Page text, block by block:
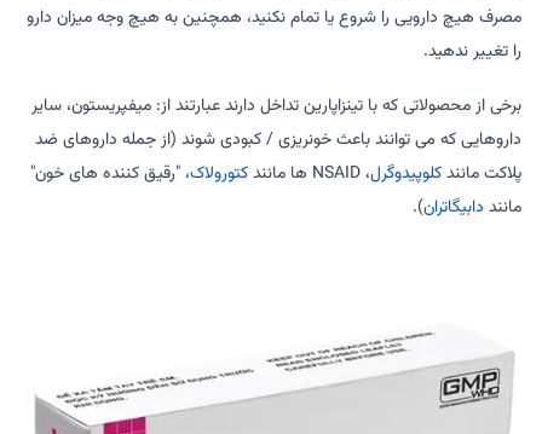
مصرف هیچ دارویی را شروع یا تمام نکنید، همچنین به هیچ وجه میزان دارو
را تغییر ندهید.
برخی از محصولاتی که با تینزاپارین تداخل دارند عبارتند از: میفپریستون، سایر
داروهایی که می توانند باعث خونریزی / کبودی شوند (از جمله داروهای ضد
پلاکت مانندکلوپیدوگرل، NSAID ها مانند کتورولاک، "رقیق کننده های خون"
مانند دابیگاتران).